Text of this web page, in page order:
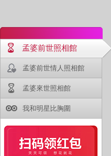
孟婆前世照相館
孟婆前世情人照相館
孟婆來世照相館
我和明星比胸圍